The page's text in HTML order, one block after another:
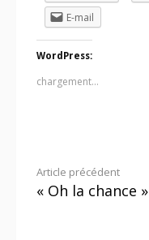
E-mail
WordPress:
chargement…
Lire
Article précédent
« Oh la chance »